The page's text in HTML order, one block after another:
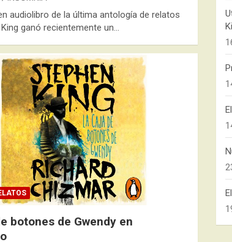
audiolibro de la última antología de relatos
ganó recientemente un…
botones de Gwendy en